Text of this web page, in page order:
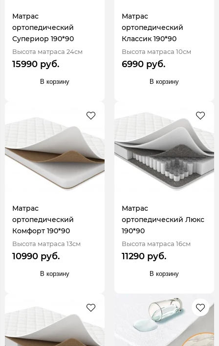
Матрас
ортопедический
Супериор 190*90
Высота матраса 24см
15990 руб.
В корзину
Матрас
ортопедический
Классик 190*90
Высота матраса 10см
6990 руб.
В корзину
Матрас
ортопедический
Комфорт 190*90
Высота матраса 13см
10990 руб.
В корзину
Матрас
ортопедический Люкс
190*90
Высота матраса 16см
11290 руб.
В корзину